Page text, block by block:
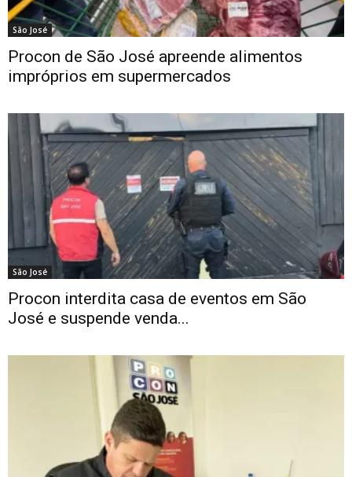
São José
Procon de São José apreende alimentos
impróprios em supermercados
São José
Procon interdita casa de eventos em São
José e suspende venda...